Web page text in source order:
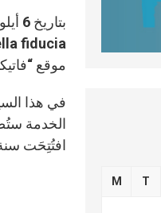
موقع
في هذا
الخدمة
افتُتِحَت سنة 2018، بإدارة أطبّاء متطوّعين ومُسعفين يعملون في الكرسي
M T